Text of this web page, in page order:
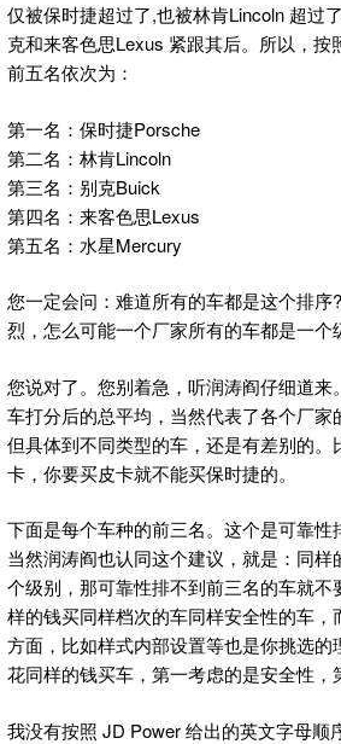
仅被保时捷超过了,也被林肯Lincoln 超过
克和来客色思Lexus 紧跟其后。所以，按
前五名依次为：
第一名：保时捷Porsche
第二名：林肯Lincoln
第三名：别克Buick
第四名：来客色思Lexus
第五名：水星Mercury
您一定会问：难道所有的车都是这个排序
烈，怎么可能一个厂家所有的车都是一个
您说对了。您别着急，听润涛阎仔细道来
车打分后的总平均，当然代表了各个厂家
但具体到不同类型的车，还是有差别的。
卡，你要买皮卡就不能买保时捷的。
下面是每个车种的前三名。这个是可靠性
当然润涛阎也认同这个建议，就是：同
个级别，那可靠性排不到前三名的车就不
样的钱买同样档次的车同样安全性的车，
方面，比如样式内部设置等也是你挑选的
花同样的钱买车，第一考虑的是安全性，
我没有按照 JD Power 给出的英文字母顺